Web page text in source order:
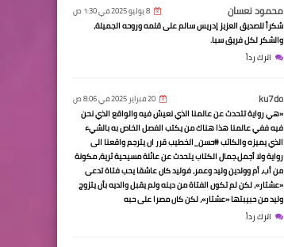
محمود نعسان 8 يوليو 2025 في 1:30 ص
شكراً للصديق العزيز إدريس سالم على قلمه وروحه الجميلة،
والشكر لكل فريق سبا.
اترك رداً
ku7do 20 فبراير 2025 في 8:06 ص
«هي رواية تتحدث عن عالمنا الذي نعيش فيه والواقع الذي نحن
فيه ففي عالمنا هذا هناك من يكتب الفصل الخاص به بالشيء
الذي يميزه والكاتب #حسن_الخطيب قرر ان يترجم واقعنا الى
رواية ولا أجمل.جمال الكتاب يتحدث عن عائلة مسيحية ثرية، مكونة
من أب، أم وولدين وليد وعمر، فوليد كان عاشقا يحب فتاة تدعى
«عشتار»، لكن لم تكون الفتاة من دينه ولم يقبل والديه بأن يتزوج
وليد من حبيبتها «عشتار»، لكن كان مصرا على حبه
اترك رداً